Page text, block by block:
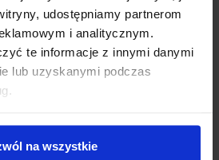
udostępniamy partnerom
i analitycznym.
te informacje z innymi danymi
lub uzyskanymi podczas
na wszystkie
[wc2026_text
Świata w Piłce
[wc2026_text